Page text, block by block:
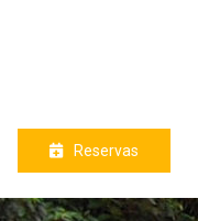
Reservas